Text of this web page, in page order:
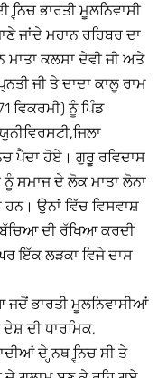
ਭਾਰਤੀ ਮੂਲਨਿਵਾਸੀ
ਜਾਂਦੇ ਮਹਾਨ ਰਹਿਬਰ ਦਾ
ਮਾਤਾ ਕਲਸਾ ਦੇਵੀ ਜੀ ਅਤੇ
ਜੀ ਤੇ ਦਾਦਾ ਕਾਲੂ ਰਾਮ
ਵਿਕਰਮੀ) ਨੂੰ ਪਿੰਡ
ਪੈਦਾ ਹੋਏ। ਗੁਰੂੁ ਰਵਿਦਾਸ
ਨੂੰ ਸਮਾਜ ਦੇ ਲੋਕ ਮਾਤਾ ਲੋਨਾ
ਉਨਾਂ ਵਿੱਚ ਵਿਸਵਾਸ਼
ਦੀ ਰੱਖਿਆ ਕਰਦੀ
ਇੱਕ ਲੜਕਾ ਵਿਜੇ ਦਾਸ
ਭਾਰਤੀ ਮੂਲਨਿਵਾਸੀਆਂ
ਦੀ ਧਾਰਮਿਕ,
ਦੇ ਹ੍ਨਥ ਵ੍ਨਿਚ ਸੀ ਤੇ